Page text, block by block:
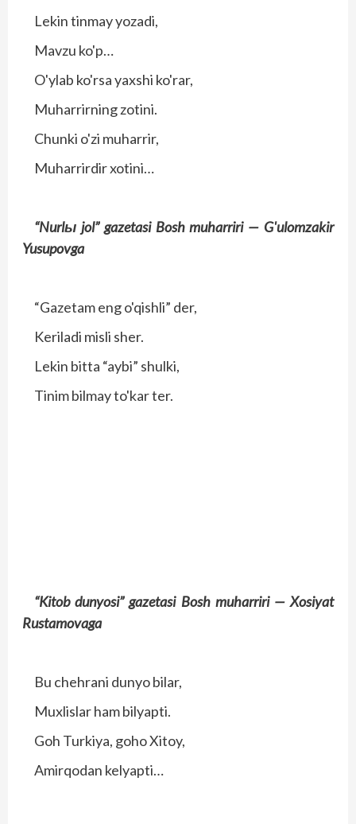
Lekin tinmay yozadi,
Mavzu ko'p…
O'ylab ko'rsa yaxshi ko'rar,
Muharrirning zotini.
Chunki o'zi muharrir,
Muharrirdir xotini…
“Nurlы jol” gazetasi Bosh muharriri — G'ulomzakir
Yusupovga
“Gazetam eng o'qishli” der,
Keriladi misli sher.
Lekin bitta “aybi” shulki,
Tinim bilmay to'kar ter.
“Kitob dunyosi” gazetasi Bosh muharriri — Xosiyat
Rustamovaga
Bu chehrani dunyo bilar,
Muxlislar ham bilyapti.
Goh Turkiya, goho Xitoy,
Amirqodan kelyapti…